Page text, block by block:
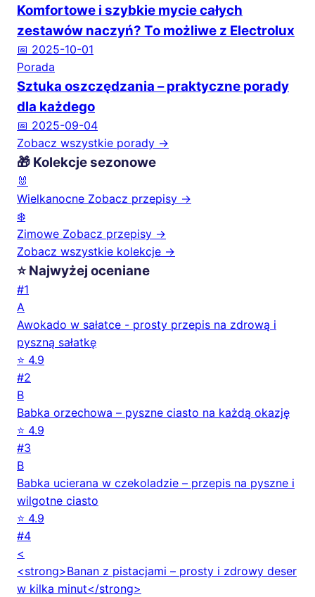
Komfortowe i szybkie mycie całych
zestawów naczyń? To możliwe z Electrolux
📅 2025-10-01
Porada
Sztuka oszczędzania – praktyczne porady
dla każdego
📅 2025-09-04
Zobacz wszystkie porady →
🎁 Kolekcje sezonowe
🐰
Wielkanocne Zobacz przepisy →
❄️
Zimowe Zobacz przepisy →
Zobacz wszystkie kolekcje →
⭐ Najwyżej oceniane
#1
A
Awokado w sałatce - prosty przepis na zdrową i
pyszną sałatkę
⭐ 4.9
#2
B
Babka orzechowa – pyszne ciasto na każdą okazję
⭐ 4.9
#3
B
Babka ucierana w czekoladzie – przepis na pyszne i
wilgotne ciasto
⭐ 4.9
#4
<
<strong>Banan z pistacjami – prosty i zdrowy deser
w kilka minut</strong>